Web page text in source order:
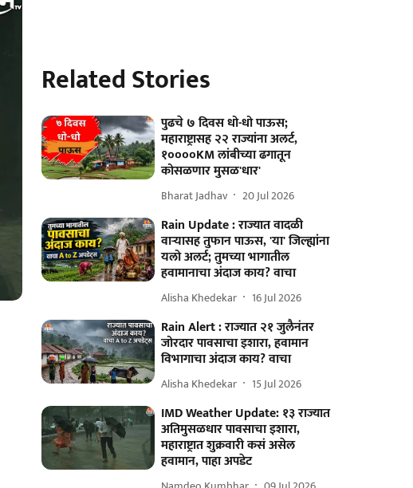
Related Stories
पुढचे ७ दिवस धो-धो पाऊस;
महाराष्ट्रासह २२ राज्यांना अलर्ट,
१००००KM लांबीच्या ढगातून
कोसळणार मुसळ'धार'
Bharat Jadhav 20 Jul 2026
Rain Update : राज्यात वादळी
वाऱ्यासह तुफान पाऊस, 'या' जिल्ह्यांना
यलो अलर्ट; तुमच्या भागातील
हवामानाचा अंदाज काय? वाचा
Alisha Khedekar 16 Jul 2026
Rain Alert : राज्यात २१ जुलैनंतर
जोरदार पावसाचा इशारा, हवामान
विभागाचा अंदाज काय? वाचा
Alisha Khedekar 15 Jul 2026
IMD Weather Update: १३ राज्यात
अतिमुसळधार पावसाचा इशारा,
महाराष्ट्रात शुक्रवारी कसं असेल
हवामान, पाहा अपडेट